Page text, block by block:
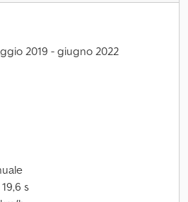
2019 - giugno 2022
s